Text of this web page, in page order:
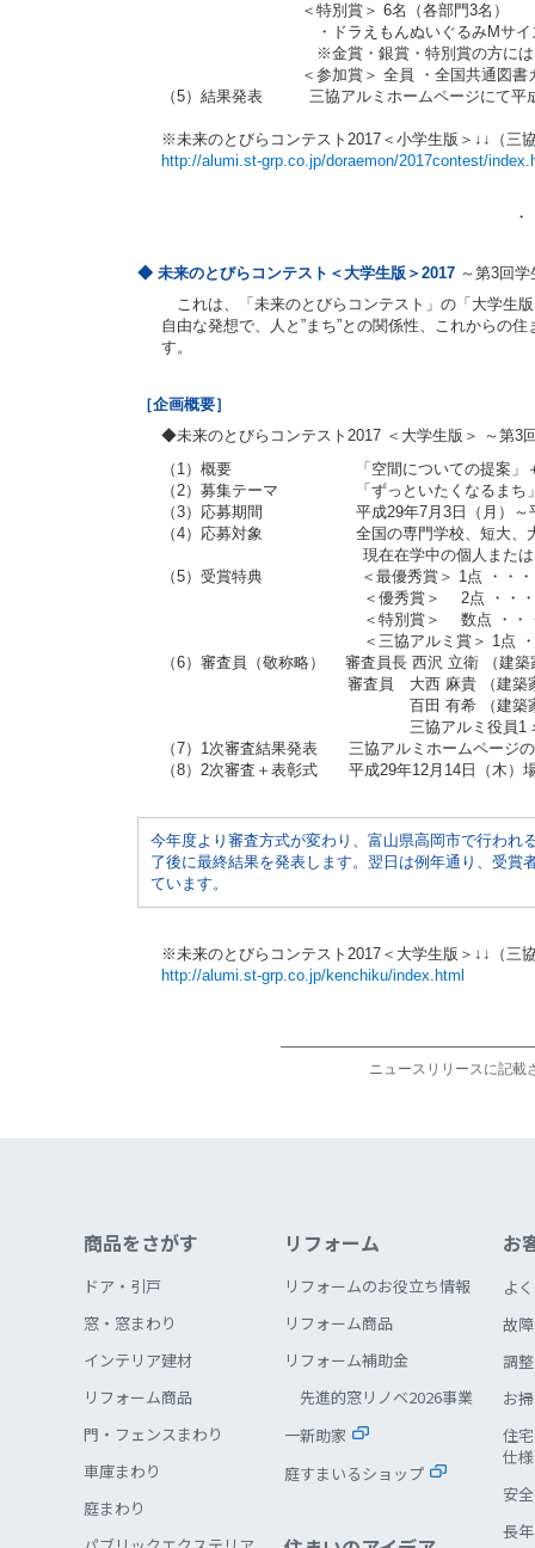
＜特別賞＞ 6名（各部門3名）
・ドラえもんぬいぐるみMサイズ（
※金賞・銀賞・特別賞の方には「アルミ
＜参加賞＞ 全員 ・全国共通図書カー
（5）結果発表 三協アルミホームページにて平
※未来のとびらコンテスト2017＜小学生版＞↓↓（三
http://alumi.st-grp.co.jp/doraemon/2017contest/
◆ 未来のとびらコンテスト＜大学生版＞2017 ～第3回
これは、「未来のとびらコンテスト」の「大学生
自由な発想で、人と”まち”との関係性、これからの
す。
［企画概要］
◆未来のとびらコンテスト2017 ＜大学生版＞ ～第3
（1）概要 「空間についての提案」＋「新
（2）募集テーマ 「ずっといたくなるまち
（3）応募期間 平成29年7月3日（月）～平
（4）応募対象 全国の専門学校、短大、大学
現在在学中の個人またはグルー
（5）受賞特典 ＜最優秀賞＞ 1点 ・・・
＜優秀賞＞ 2点 ・・・ 副賞
＜特別賞＞ 数点 ・・・ 副
＜三協アルミ賞＞ 1点 ・・・
（6）審査員（敬称略） 審査員長 西沢 立衛 （建
審査員 大西 麻貴 （建築家・一級建
百田 有希 （建築家・一級建築士
三協アルミ役員1
（7）1次審査結果発表 三協アルミホームページ
（8）2次審査＋表彰式 平成29年12月14日（木）
今年度より審査方式が変わり、富山県高岡市で行われ
了後に最終結果を発表します。翌日は例年通り、受
ています。
※未来のとびらコンテスト2017＜大学生版＞↓↓（三
http://alumi.st-grp.co.jp/kenchiku/index.html
ニュースリリースに記載
商品をさがす
ドア・引戸
窓・窓まわり
インテリア建材
リフォーム商品
門・フェンスまわり
車庫まわり
庭まわり
リフォーム
リフォームのお役立ち情報
リフォーム商品
リフォーム補助金
先進的窓リノベ2026事業
一新助家
庭すまいるショップ
お
よ
故
調
お
住
仕
安
長